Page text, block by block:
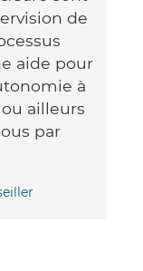
de
aide pour
à
ailleurs
par